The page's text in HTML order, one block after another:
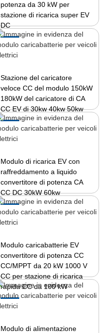
potenza da 30 kW per
stazione di ricarica super EV
DC
Stazione del caricatore
veloce CC del modulo 150kW
180kW del caricatore di CA
CC EV di 30kw 40kw 50kw
Modulo di ricarica EV con
raffreddamento a liquido
convertitore di potenza CA
CC DC 30kW 60kw
Modulo caricabatterie EV
convertitore di potenza CC
CC/MPPT da 20 kW 1000 V
CC per stazione di ricarica
rapida CC da 100 kW
Modulo di alimentazione